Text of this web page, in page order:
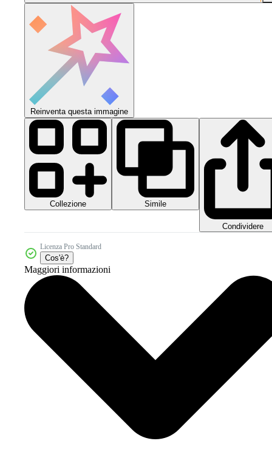
Reinventa questa immagine
Collezione Simile
Condividere
Licenza Pro Standard
Cos'è?
Maggiori informazioni